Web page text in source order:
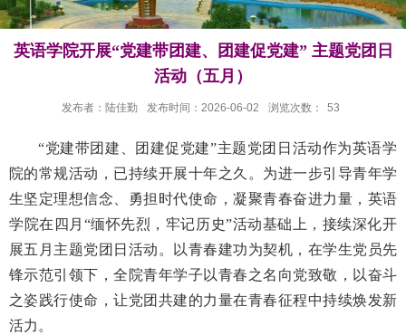
英语学院开展“党建带团建、团建促党建” 主题党团日
活动（五月）
发布者：陆佳勤 发布时间：2026-06-02 浏览次数： 53
“党建带团建、团建促党建”主题党团日活动作为英语学
院的常规活动，已持续开展十年之久。为进一步引导青年学
生坚定理想信念、勇担时代使命，凝聚青春奋进力量，英语
学院在四月“缅怀先烈，牢记历史”活动基础上，接续深化开
展五月主题党团日活动。以青春建功为契机，在学生党员先
锋示范引领下，全院青年学子以青春之名向党致敬，以奋斗
之姿践行使命，让党团共建的力量在青春征程中持续焕发新
活力。